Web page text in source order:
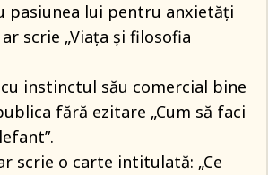
pasiunea lui pentru anxietăți
scrie „Viața și filosofia
instinctul său comercial bine
fără ezitare „Cum să faci
scrie o carte intitulată: „Ce